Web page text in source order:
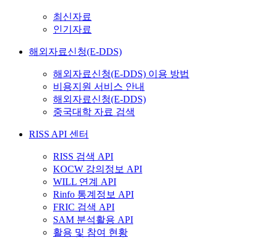
최신자료
인기자료
해외자료신청(E-DDS)
해외자료신청(E-DDS) 이용 방법
비용지원 서비스 안내
해외자료신청(E-DDS)
중국대학 자료 검색
RISS API 센터
RISS 검색 API
KOCW 강의정보 API
WILL 연계 API
Rinfo 통계정보 API
FRIC 검색 API
SAM 분석활용 API
활용 및 참여 현황